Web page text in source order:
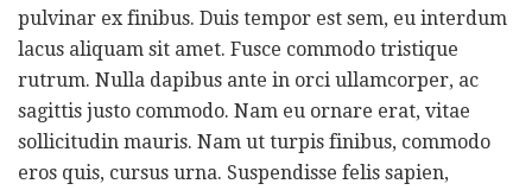
pulvinar ex finibus. Duis tempor est sem, eu interdum
lacus aliquam sit amet. Fusce commodo tristique
rutrum. Nulla dapibus ante in orci ullamcorper, ac
sagittis justo commodo. Nam eu ornare erat, vitae
sollicitudin mauris. Nam ut turpis finibus, commodo
eros quis, cursus urna. Suspendisse felis sapien,